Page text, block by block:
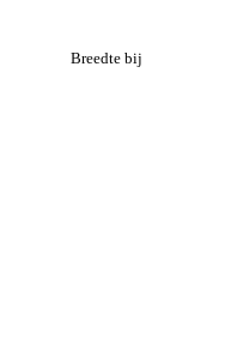
Breedte bij